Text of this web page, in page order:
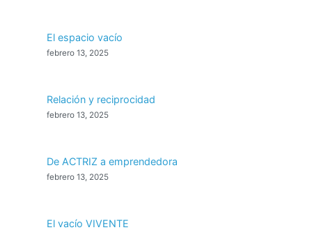
El espacio vacío
febrero 13, 2025
Relación y reciprocidad
febrero 13, 2025
De ACTRIZ a emprendedora
febrero 13, 2025
El vacío VIVENTE